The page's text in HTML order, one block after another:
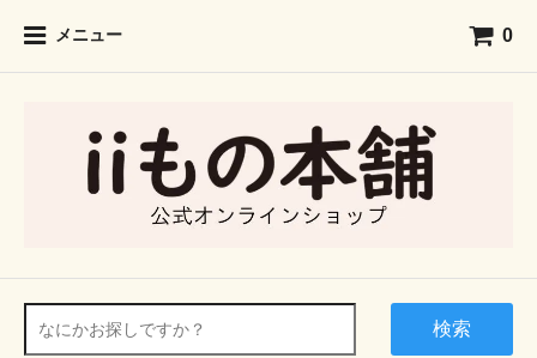
メニュー 0
検索